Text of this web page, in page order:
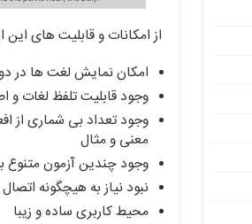
از امکانات و قابلیت های
امکان نمایش لغت ها در
وجود قابلیت تلفظ لغات و
معنی و مثال
وجود چندین آزمون متنوع
نبود نیاز به هیچگونه
محیط کاربری ساده و زیبا